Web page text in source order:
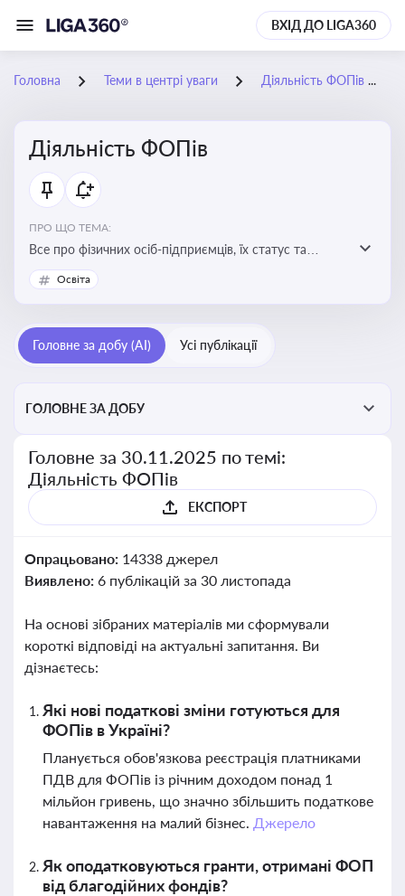
ВХІД ДО LIGA360
Головна Теми в центрі уваги Діяльність ФОПів
Діяльність ФОПів
ПРО ЩО ТЕМА:
Все про фізичних осіб-підприємців, їх статус та
діяльність. Зміни в законодавстві, що стосуються
роботи ФОПів
Освіта
Головне за добу (AI) Усі публікації
ГОЛОВНЕ ЗА ДОБУ
Головне за 30.11.2025 по темі:
Діяльність ФОПів
ЕКСПОРТ
Опрацьовано: 14338 джерел
Виявлено: 6 публікацій за 30 листопада
На основі зібраних матеріалів ми сформували
короткі відповіді на актуальні запитання. Ви
дізнаєтесь:
Які нові податкові зміни готуються для
ФОПів в Україні?
Планується обов'язкова реєстрація платниками
ПДВ для ФОПів із річним доходом понад 1
мільйон гривень, що значно збільшить податкове
навантаження на малий бізнес. Джерело
Як оподатковуються гранти, отримані ФОП
від благодійних фондів?